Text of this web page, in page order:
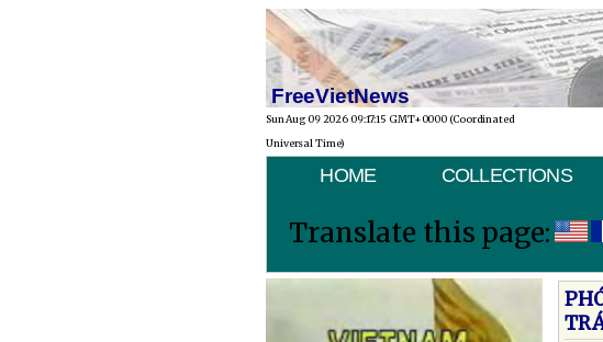
FreeVietNews
Sun Aug 09 2026 09:17:15 GMT+0000 (Coordinated
Universal Time)
HOME COLLECTIONS
Translate this page: